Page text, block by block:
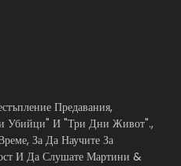
Предавания,
Убийци" И "Три Дни Живот".,
За Да Научите За
И Да Слушате Мартини &